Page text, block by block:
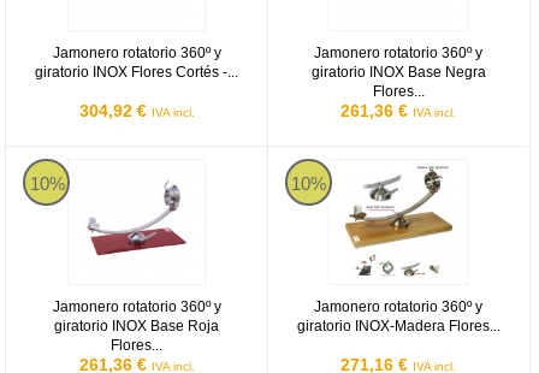
Jamonero rotatorio 360º y
giratorio INOX Flores Cortés -...
304,92 € IVA incl.
Jamonero rotatorio 360º y
giratorio INOX Base Negra
Flores...
261,36 € IVA incl.
10%
Jamonero rotatorio 360º y
giratorio INOX Base Roja
Flores...
261,36 € IVA incl.
Jamonero rotatorio 360º y giratorio INOX Base Roja Flores Cortés
10%
Jamonero rotatorio 360º y
giratorio INOX-Madera Flores...
271,16 € IVA incl.
Jamonero rotatorio 360º y